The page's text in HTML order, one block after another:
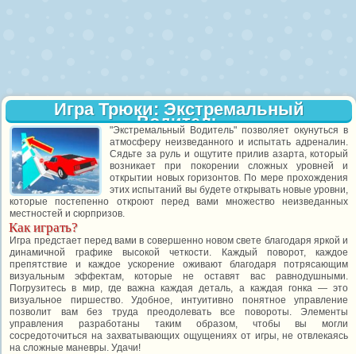
Игра Трюки: Экстремальный
Водитель
"Экстремальный Водитель" позволяет окунуться в
атмосферу неизведанного и испытать адреналин.
Сядьте за руль и ощутите прилив азарта, который
возникает при покорении сложных уровней и
открытии новых горизонтов. По мере прохождения
этих испытаний вы будете открывать новые уровни,
которые постепенно откроют перед вами множество неизведанных
местностей и сюрпризов.
Как играть?
Игра предстает перед вами в совершенно новом свете благодаря яркой и
динамичной графике высокой четкости. Каждый поворот, каждое
препятствие и каждое ускорение оживают благодаря потрясающим
визуальным эффектам, которые не оставят вас равнодушными.
Погрузитесь в мир, где важна каждая деталь, а каждая гонка — это
визуальное пиршество. Удобное, интуитивно понятное управление
позволит вам без труда преодолевать все повороты. Элементы
управления разработаны таким образом, чтобы вы могли
сосредоточиться на захватывающих ощущениях от игры, не отвлекаясь
на сложные маневры. Удачи!